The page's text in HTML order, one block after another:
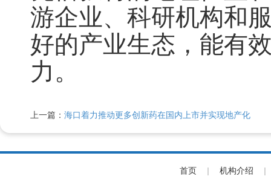
游企业、科研机构和
好的产业生态，能有
力。
上一篇： 海口着力推动更多创新药在国内上市并实现地产化
首页 | 机构介绍 |